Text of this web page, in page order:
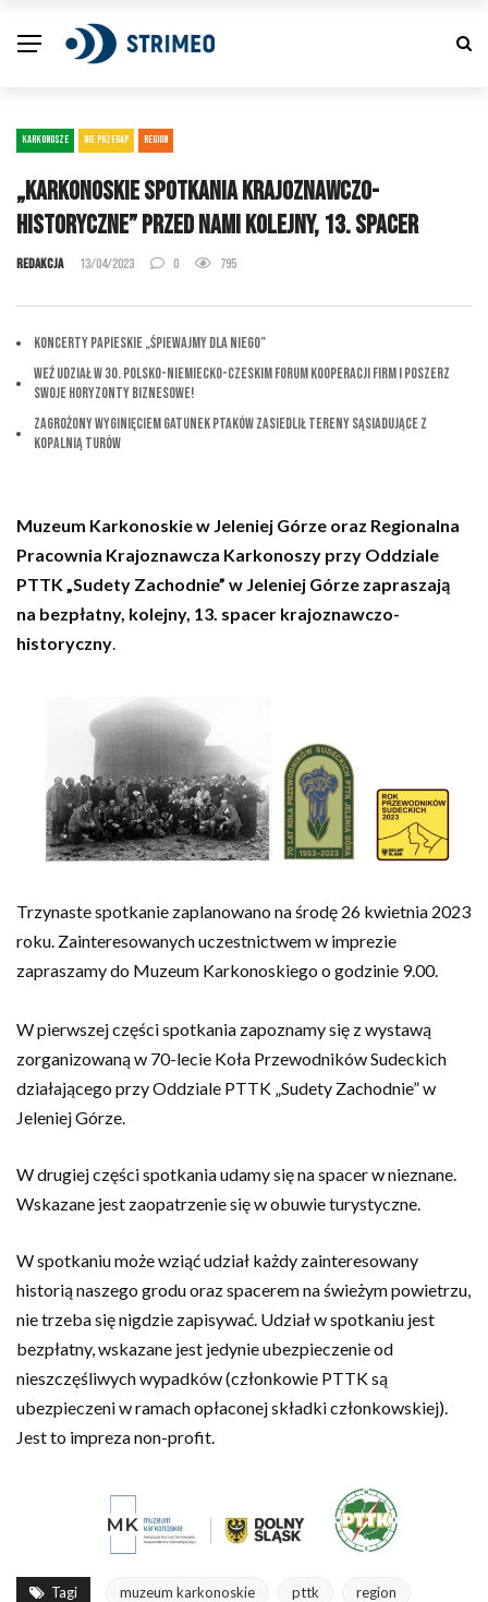
KARKONOSZE NIE PRZEGAP REGION
„Karkonoskie spotkania krajoznawczo-
historyczne” przed nami kolejny, 13. spacer
Redakcja 13/04/2023 0 795
Koncerty Papieskie „Śpiewajmy dla Niego”
Weź udział w 30. Polsko-Niemiecko-Czeskim Forum Kooperacji Firm i Poszerz
Swoje Horyzonty Biznesowe!
Zagrożony wyginięciem gatunek ptaków zasiedlił tereny sąsiadujące z
Kopalnią Turów
Muzeum Karkonoskie w Jeleniej Górze oraz Regionalna
Pracownia Krajoznawcza Karkonoszy przy Oddziale
PTTK „Sudety Zachodnie” w Jeleniej Górze zapraszają
na bezpłatny, kolejny, 13. spacer krajoznawczo-
historyczny.
Trzynaste spotkanie zaplanowano na środę 26 kwietnia 2023
roku. Zainteresowanych uczestnictwem w imprezie
zapraszamy do Muzeum Karkonoskiego o godzinie 9.00.
W pierwszej części spotkania zapoznamy się z wystawą
zorganizowaną w 70-lecie Koła Przewodników Sudeckich
działającego przy Oddziale PTTK „Sudety Zachodnie” w
Jeleniej Górze.
W drugiej części spotkania udamy się na spacer w nieznane.
Wskazane jest zaopatrzenie się w obuwie turystyczne.
W spotkaniu może wziąć udział każdy zainteresowany
historią naszego grodu oraz spacerem na świeżym powietrzu,
nie trzeba się nigdzie zapisywać. Udział w spotkaniu jest
bezpłatny, wskazane jest jedynie ubezpieczenie od
nieszczęśliwych wypadków (członkowie PTTK są
ubezpieczeni w ramach opłaconej składki członkowskiej).
Jest to impreza non-profit.
Tagi muzeum karkonoskie pttk region